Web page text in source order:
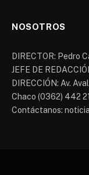
NOSOTROS
DIRECTOR: Pedro
JEFE DE
DIRECCIÓN: Av.
Chaco (0362) 442
Contáctanos: